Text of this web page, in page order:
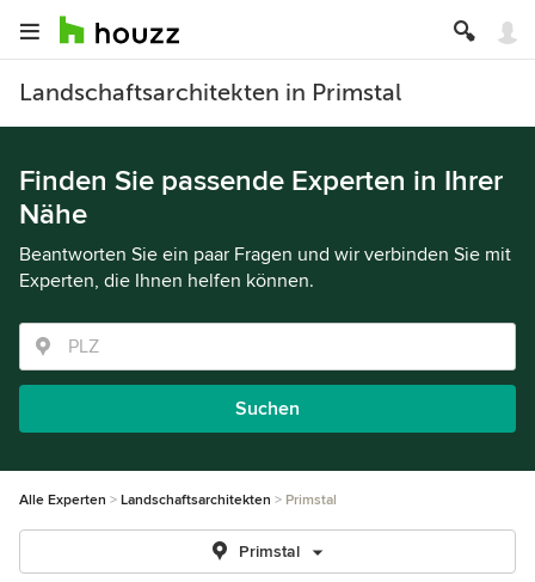
Landschaftsarchitekten in Primstal
Finden Sie passende Experten in Ihrer
Nähe
Beantworten Sie ein paar Fragen und wir verbinden Sie mit
Experten, die Ihnen helfen können.
Suchen
Alle Experten Landschaftsarchitekten Primstal
Primstal